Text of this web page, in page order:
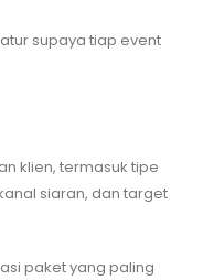
supaya tiap event
klien, termasuk tipe
siaran, dan target
paket yang paling